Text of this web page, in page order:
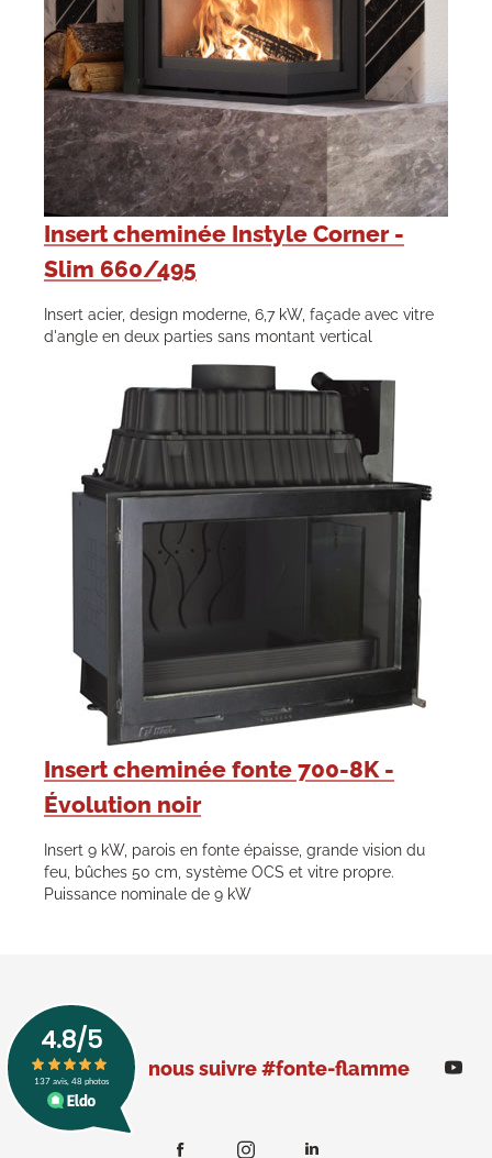
Insert cheminée Instyle Corner -
Slim 660/495
Insert acier, design moderne, 6,7 kW, façade avec vitre
d'angle en deux parties sans montant vertical
Insert cheminée fonte 700-8K -
Évolution noir
Insert 9 kW, parois en fonte épaisse, grande vision du
feu, bûches 50 cm, système OCS et vitre propre.
Puissance nominale de 9 kW
nous suivre #fonte-flamme